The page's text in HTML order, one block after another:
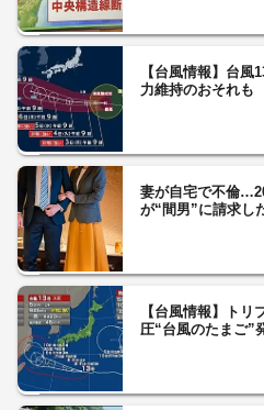
【台風情報】台
力維持のおそれ
妻が自宅で不倫
が“間男”に請求し
【台風情報】ト
圧“台風のたまご